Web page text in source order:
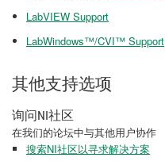
LabVIEW Support
LabWindows™/CVI™ Support
其他支持选项
询问NI社区
在我们的论坛中与其他用户协作
搜索NI社区以寻求解决方案